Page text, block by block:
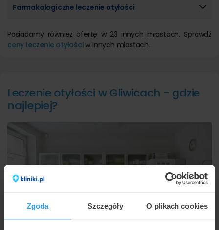
Zgoda Szczegóły O plikach cookies
Farmakologiczne leczenie otyłości
Posiadamy również ofertę w 23 innych miastach. Sprawdź
ceny leczenie otyłościw innych miastach.
Leczenie otyłości w Gliwicach - gdzie
najlepiej?